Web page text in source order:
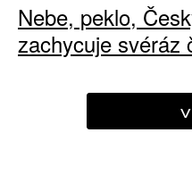
Nebe, peklo,
zachycuje svéráz